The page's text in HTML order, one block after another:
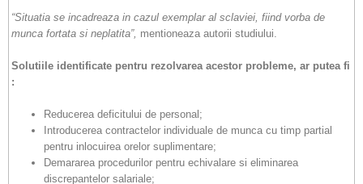
“Situatia se incadreaza in cazul exemplar al sclaviei, fiind vorba de
munca fortata si neplatita”, mentioneaza autorii studiului.
Solutiile identificate pentru rezolvarea acestor probleme, ar putea fi
:
Reducerea deficitului de personal;
Introducerea contractelor individuale de munca cu timp partial
pentru inlocuirea orelor suplimentare;
Demararea procedurilor pentru echivalare si eliminarea
discrepantelor salariale;